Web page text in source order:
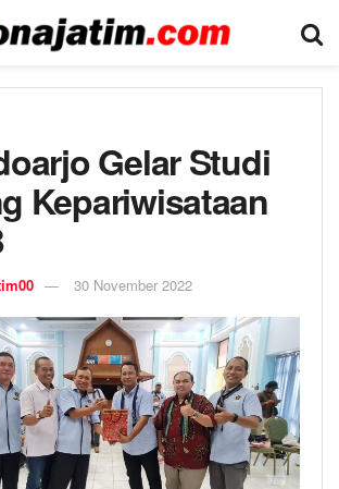
Gelar Studi
Kepariwisataan
30 November 2022